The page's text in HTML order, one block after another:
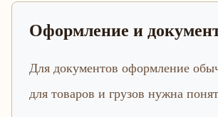
Оформление и
Для документов оформление
для товаров и грузов нужна